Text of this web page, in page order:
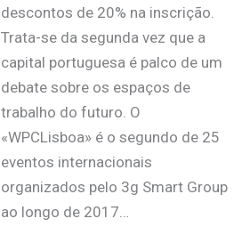
descontos de 20% na inscrição.
Trata-se da segunda vez que a
capital portuguesa é palco de um
debate sobre os espaços de
trabalho do futuro. O
«WPCLisboa» é o segundo de 25
eventos internacionais
organizados pelo 3g Smart Group
ao longo de 2017…